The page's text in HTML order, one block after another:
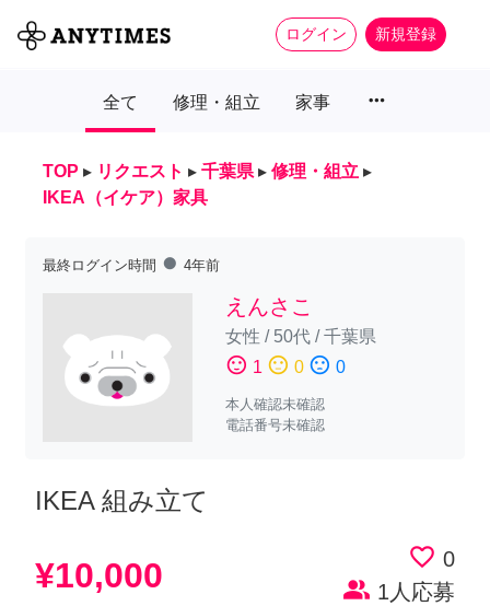
ログイン 新規登録
全て 修理・組立 家事 more_horiz
TOP ▸ リクエスト ▸ 千葉県 ▸ 修理・組立 ▸
IKEA（イケア）家具
最終ログイン時間 fiber_manual_record 4年前
えんさこ
女性 / 50代/千葉県
sentiment_satisfied 1 sentiment_neutral 0 sentiment_dissatisfied 0
本人確認未確認
電話番号未確認
IKEA 組み立て
¥10,000 favorite_border 0
people_alt 1人応募